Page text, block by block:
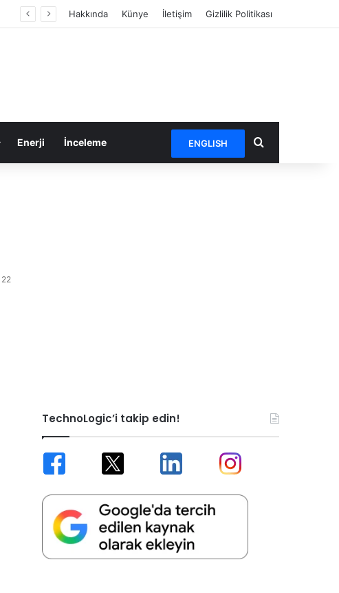
Hakkında Künye İletişim Gizlilik Politikası
Enerji İnceleme ENGLISH Arama yap ...
22
TechnoLogic’i takip edin!